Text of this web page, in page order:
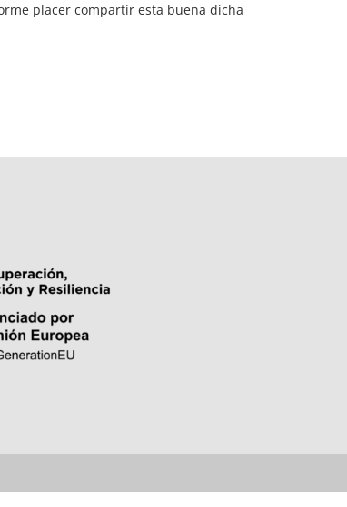
placer compartir esta buena dicha